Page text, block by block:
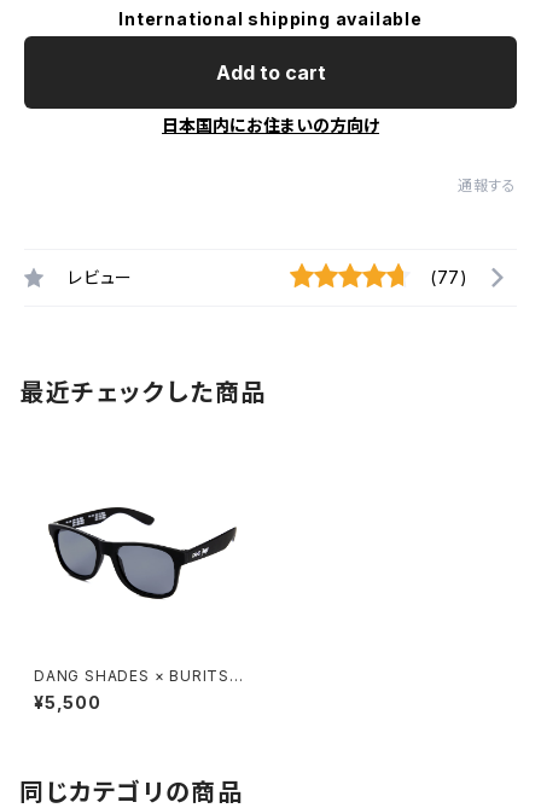
International shipping available
Add to cart
日本国内にお住まいの方向け
通報する
レビュー (77)
最近チェックした商品
DANG SHADES × BURITSU
LOCO Black Soft / Light Gr
ay Polarized（偏光レンズ）
¥5,500
同じカテゴリの商品